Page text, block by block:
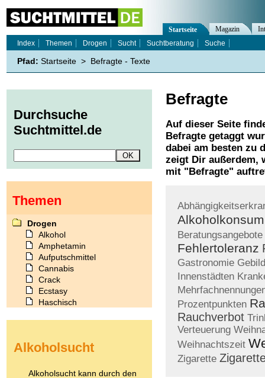
Befragte
Auf dieser Seite
Befragte getaggt
dabei am besten zu
zeigt Dir außerdem,
mit " Befragte"
Alkoholkonsum
Beratungsangebote
Fehlertoleranz
Gastronomie
Innenstädten
Prozentpunkten
Rauchverbot
Verteuerung
Weihnachtszeit
Zigarette
Startseite Magazin
Index
Themen Drogen Sucht Suchtberatung Suche
Pfad: Startseite > Befragte - Texte
Durchsuche
Suchtmittel.de
Themen
Drogen
Alkohol
Amphetamin
Aufputschmittel
Cannabis
Crack
Ecstasy
Haschisch
Kokain
LSD
Alkoholsucht
Alkoholsucht kann durch den